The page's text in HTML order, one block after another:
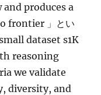
produces a
frontier 」とい
dataset s1K
reasoning
we validate
diversity, and